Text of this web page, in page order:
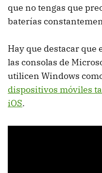
que no tengas que
baterías
Hay que destacar que
las consolas de
utilicen Windows
dispositivos móviles
iOS.